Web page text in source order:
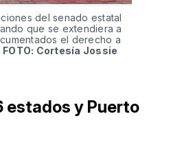
del senado estatal
que se extendiera a
el derecho a
FOTO: Cortesía Jossie
estados y Puerto